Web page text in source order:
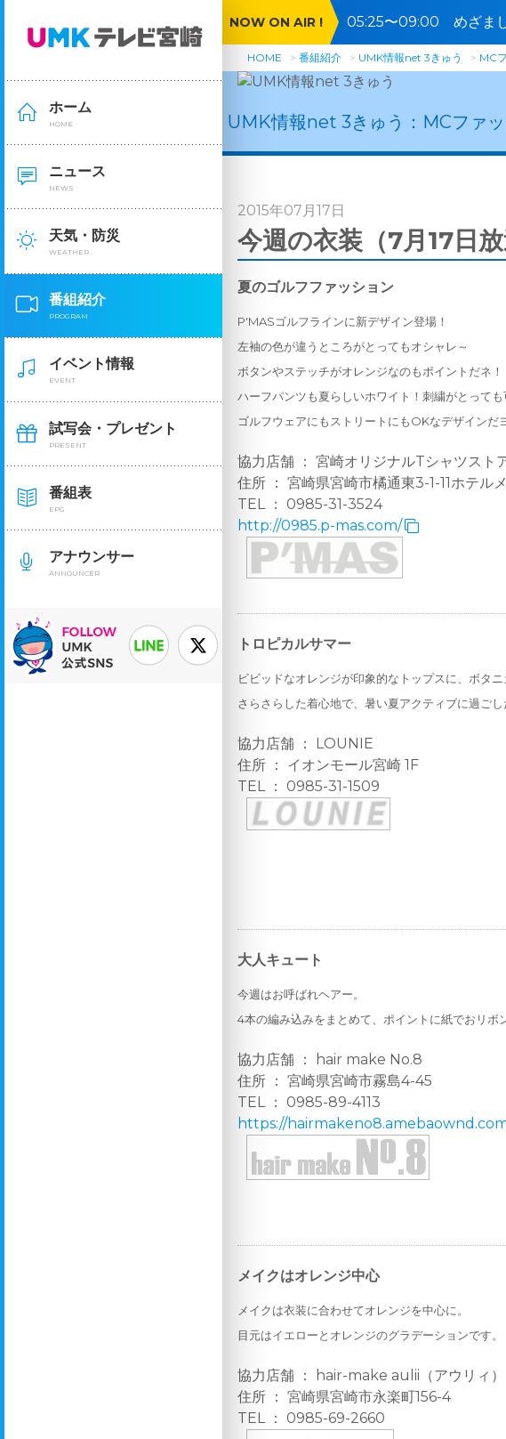
ホーム
HOME
ニュース
NEWS
天気・防災
WEATHER
番組紹介
PROGRAM
イベント情報
EVENT
試写会・プレゼント
PRESENT
番組表
EPG
アナウンサー
ANNOUNCER
NOW ON AIR ! 05:25〜09:00 めざまし
HOME 番組紹介 UMK情報net 3きゅう MC
UMK情報net 3きゅう： MCファ
2015年07月17日
今週の衣装（7月17日放
夏のゴルフファッション
P'MASゴルフラインに新デザイン登場！
左袖の色が違うところがとってもオシャレ～
ボタンやステッチがオレンジなのもポイントだネ！
ハーフパンツも夏らしいホワイト！ 刺繍がとっても
ゴルフウェアにもストリートにもOKなデザインだ
協力店舗 ： 宮崎オリジナルTシャツスト
住所 ： 宮崎県宮崎市橘通東3-1-11ホテル
TEL ： 0985-31-3524
http://0985.p-mas.com/
トロピカルサマー
ビビッドなオレンジが印象的なトップスに、ボタニ
さらさらした着心地で、暑い夏アクティブに過ごし
協力店舗 ： LOUNIE
住所 ： イオンモール宮崎 1F
TEL ： 0985-31-1509
大人キュート
今週はお呼ばれヘアー。
4本の編み込みをまとめて、ポイントに紙でおリボ
協力店舗 ： hair make No.8
住所 ： 宮崎県宮崎市霧島4-45
TEL ： 0985-89-4113
https://
メイクはオレンジ中心
メイクは衣装に合わせてオレンジを中心に。
目元はイエローとオレンジのグラデーションです。
協力店舗 ： hair-make aulii（アウリィ）
住所 ： 宮崎県宮崎市永楽町156-4
TEL ： 0985-69-2660